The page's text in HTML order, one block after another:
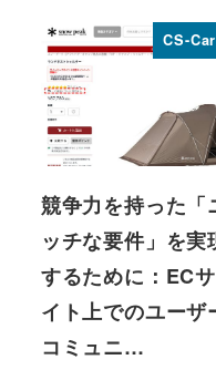
CS-
競争力を持った「
ッチな要件」を実
するために：ECサ
イト上でのユーザ
コミュニ…